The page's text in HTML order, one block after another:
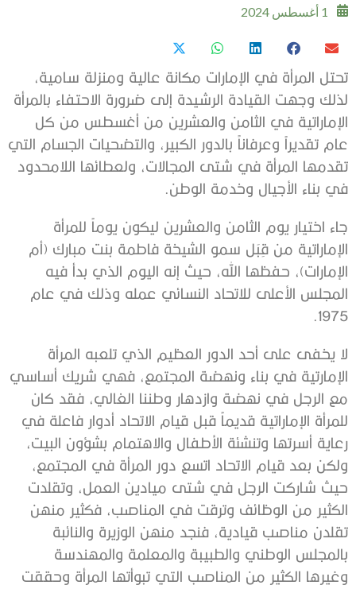
1 أغسطس 2024
تحتل المرأة في الإمارات مكانة عالية ومنزلة سامية،
لذلك وجهت القيادة الرشيدة إلى ضرورة الاحتفاء بالمرأة
الإماراتية في الثامن والعشرين من أغسطس من كل
عام تقديراً وعرفاناً بالدور الكبير، والتضحيات الجسام التي
تقدمها المرأة في شتى المجالات، ولعطائها اللامحدود
في بناء الأجيال وخدمة الوطن.
جاء اختيار يوم الثامن والعشرين ليكون يوماً للمرأة
الإماراتية من قِبَل سمو الشيخة فاطمة بنت مبارك (أم
الإمارات)، حفظها الله، حيث إنه اليوم الذي بدأ فيه
المجلس الأعلى للاتحاد النسائي عمله وذلك في عام
1975.
لا يخفى على أحد الدور العظيم الذي تلعبه المرأة
الإمارتية في بناء ونهضة المجتمع، فهي شريك أساسي
مع الرجل في نهضة وازدهار وطننا الغالي، فقد كان
للمرأة الإماراتية قديماً قبل قيام الاتحاد أدوار فاعلة في
رعاية أسرتها وتنشئة الأطفال والاهتمام بشؤون البيت،
ولكن بعد قيام الاتحاد اتسع دور المرأة في المجتمع،
حيث شاركت الرجل في شتى ميادين العمل، وتقلدت
الكثير من الوظائف وترقت في المناصب، فكثير منهن
تقلدن مناصب قيادية، فنجد منهن الوزيرة والنائبة
بالمجلس الوطني والطبيبة والمعلمة والمهندسة
وغيرها الكثير من المناصب التي تبوأتها المرأة وحققت